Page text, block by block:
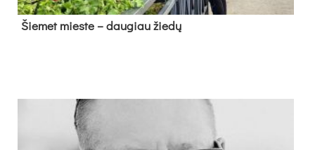
Šie­met mies­te – dau­giau žie­dų